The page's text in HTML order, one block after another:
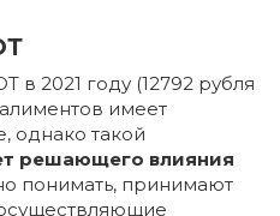
2021 году (12792 рубля
имеет
однако такой
решающего влияния
понимать, принимают